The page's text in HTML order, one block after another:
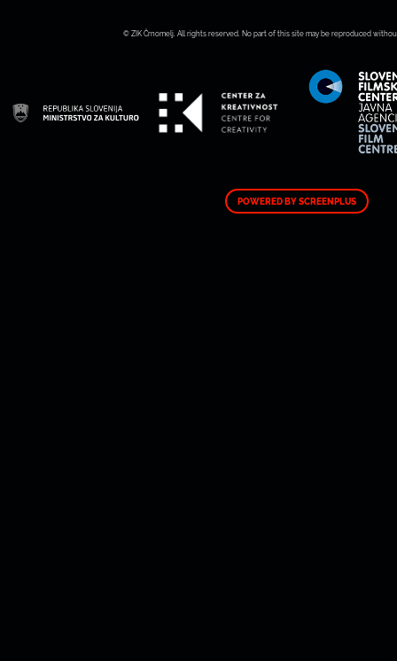
© ZIK Črnomelj. All rights reserved. No part of this site may be reproduced
POWERED BY SCREENPLUS